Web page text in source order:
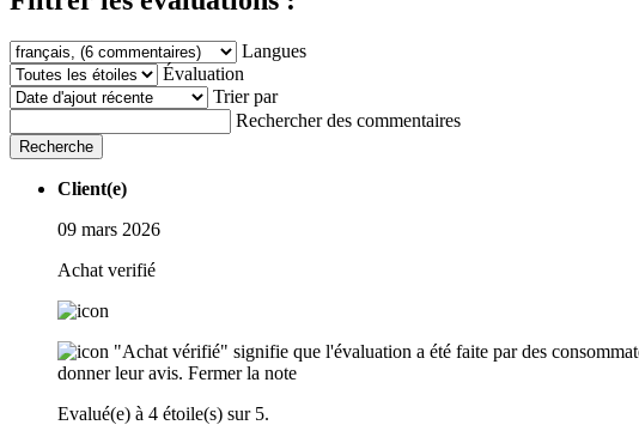
Langues
Évaluation
Trier par
Rechercher des commentaires
Recherche
Client(e)
09 mars 2026
Achat verifié
"Achat vérifié" signifie que l'évaluation a été faite par des
donner leur avis. Fermer la note
Evalué(e) à 4 étoile(s) sur 5.